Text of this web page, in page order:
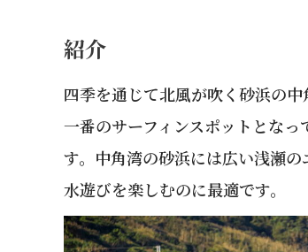
紹介
四季を通じて北風が吹く砂浜の
一番のサーフィンスポットとな
す。中角湾の砂浜には広い浅瀬
水遊びを楽しむのに最適です。